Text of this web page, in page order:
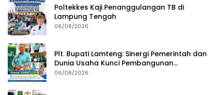
Poltekkes Kaji Penanggulangan TB di
Lampung Tengah
06/08/2026
Plt. Bupati Lamteng: Sinergi Pemerintah dan
Dunia Usaha Kunci Pembangunan
Berkelanjutan
06/08/2026